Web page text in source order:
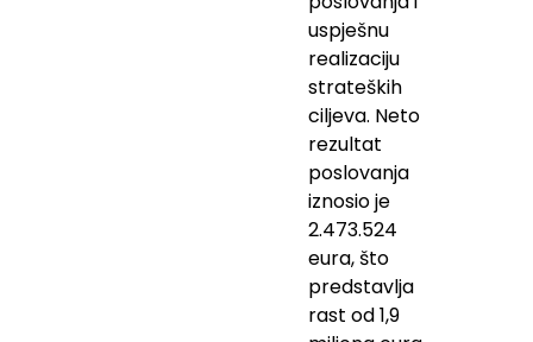
uspješnu
realizaciju
strateških
ciljeva. Neto
rezultat
poslovanja
iznosio je
2.473.524
eura, što
predstavlja
rast od 1,9